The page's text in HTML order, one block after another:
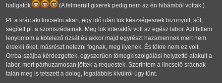
hallgatók
(A felmerült gixerek pedig nem az én hibámból voltak.)
Pl. a srác aki lincselni akart, egy idő után tök készségesnek bizonyult, sőt,
segített pl. a szomszédainak. Meg tök interaktív volt az egész labor. Azt hittem
lenyomom a kötelező rizsát és akkor majd egyrészt hazamennek mert nem
érdekli őket, másrészt netezni fognak, meg ilyenek. És tökre nem ez volt.
Orrba-szájba kérdezgettek, egyszerűen tömegkiszolgálási helyzetté alakult a
labor, mert párhuzamosan jöttek a requestek. Szerintem a lincselő srácnak
talán meg is tetszett a dolog, legalábbis kívülről úgy tűnt.